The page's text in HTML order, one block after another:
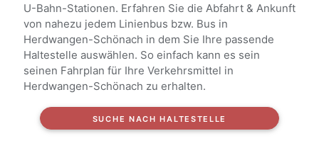
U-Bahn-Stationen. Erfahren Sie die Abfahrt & Ankunft
von nahezu jedem Linienbus bzw. Bus in
Herdwangen-Schönach in dem Sie Ihre passende
Haltestelle auswählen. So einfach kann es sein
seinen Fahrplan für Ihre Verkehrsmittel in
Herdwangen-Schönach zu erhalten.
SUCHE NACH HALTESTELLE